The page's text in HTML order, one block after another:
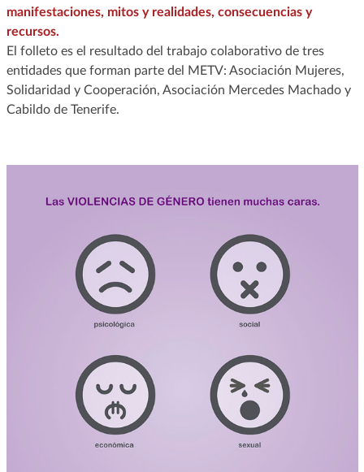
manifestaciones, mitos y realidades, consecuencias y
recursos.
El folleto es el resultado del trabajo colaborativo de tres
entidades que forman parte del METV: Asociación Mujeres,
Solidaridad y Cooperación, Asociación Mercedes Machado y
Cabildo de Tenerife.